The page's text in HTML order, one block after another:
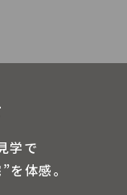
学で
体感。